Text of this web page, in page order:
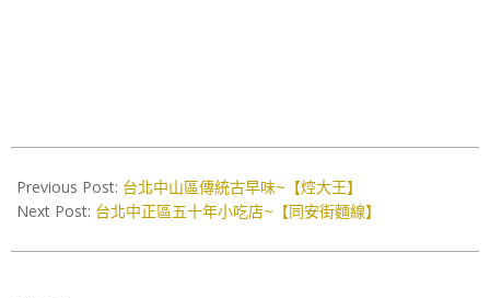
09-
07
Previous Post: 台北中山區傳統古早味~【焢大王】
Next Post: 台北中正區五十年小吃店~【同安街麵線】